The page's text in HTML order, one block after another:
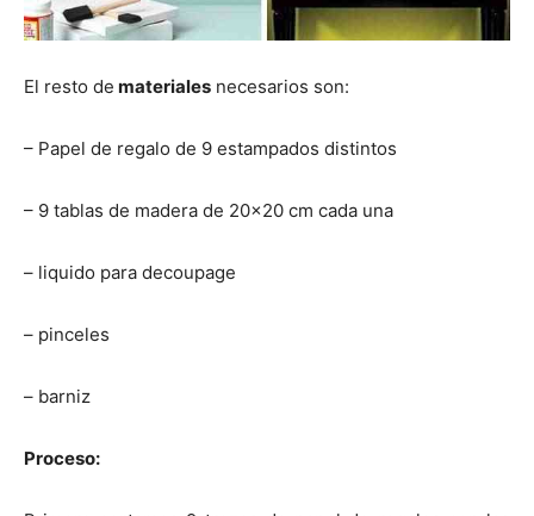
El resto de materiales necesarios son:
– Papel de regalo de 9 estampados distintos
– 9 tablas de madera de 20×20 cm cada una
– liquido para decoupage
– pinceles
– barniz
Proceso: